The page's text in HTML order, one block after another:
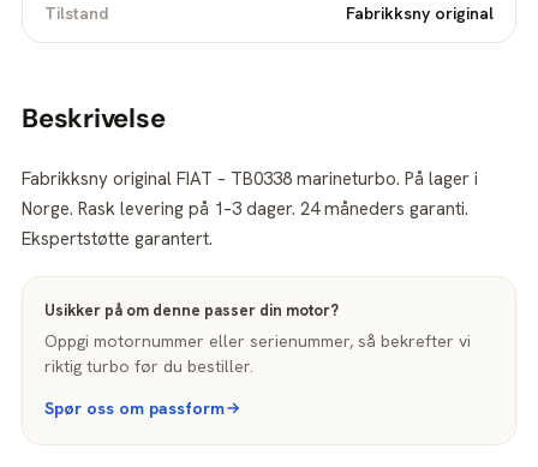
Tilstand Fabrikksny original
Beskrivelse
Fabrikksny original FIAT – TB0338 marineturbo. På lager i
Norge. Rask levering på 1–3 dager. 24 måneders garanti.
Ekspertstøtte garantert.
Usikker på om denne passer din motor?
Oppgi motornummer eller serienummer, så bekrefter vi
riktig turbo før du bestiller.
Spør oss om passform